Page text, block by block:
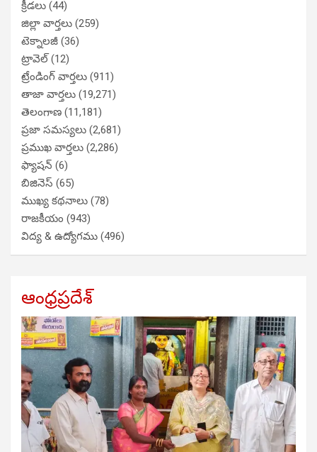
క్రీడలు (44)
జిల్లా వార్తలు (259)
టెక్నాలజీ (36)
ట్రావెల్(12)
ట్రేండింగ్ వార్తలు (911)
తాజా వార్తలు (19,271)
తెలంగాణ (11,181)
ప్రజా సమస్యలు (2,681)
ప్రముఖ వార్తలు (2,286)
ఫ్యాషన్ (6)
బిజినెస్ (65)
ముఖ్య కథనాలు (78)
రాజకీయం (943)
విద్య & ఉద్యోగము (496)
ఆంధ్రప్రదేశ్